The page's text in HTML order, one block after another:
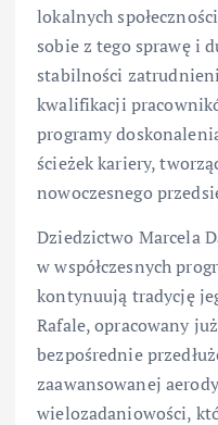
lokalnych
sobie z tego sprawę i
stabilności
kwalifikacji
programy
ścieżek kariery,
nowoczesnego
Dziedzictwo Marcela
w współczesnych
kontynuują tradycję
Rafale, opracowany
bezpośrednie
zaawansowanej
wielozadaniowości,